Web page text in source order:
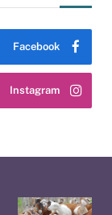
Facebook
Instagram